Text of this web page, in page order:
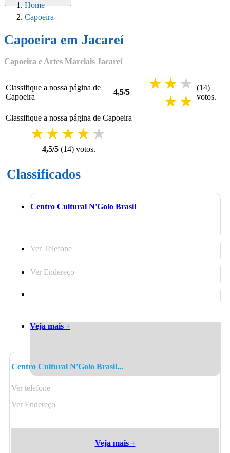
Home
Capoeira
Capoeira em Jacareí
Capoeira e Artes Marciais Jacareí
Classifique a nossa página de
Capoeira
4,5/5
5
4 stars
3 stars
2
1 star
(14)
votos.
Classifique a nossa página de Capoeira
4 stars
3 stars
2 stars
1 star
4,5/5 (14) votos.
Classificados
Centro Cultural N'Golo Brasil
Ver Telefone
Ver Endereço
Veja mais +
Centro Cultural N'Golo Brasil...
Ver telefone
Ver Endereço
Veja mais +